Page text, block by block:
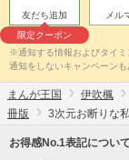
友だち追加
限定クーポン
メル
※通知する情報およびタイ
通知をしないキャンペーンも
まんが王国 伊吹楓
冊版
3次元お断りな
お得感No.1表記について